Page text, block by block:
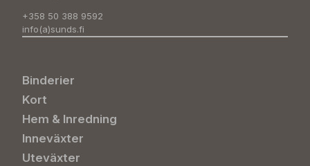
+358 50 388 9592
info(a)sunds.fi
Binderier
Kort
Hem & Inredning
Inneväxter
Uteväxter